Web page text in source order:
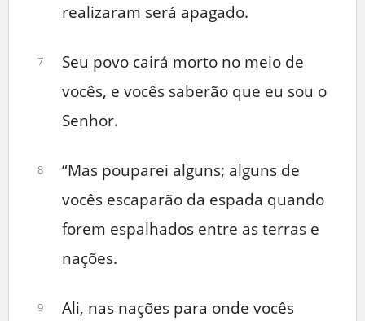
realizaram será apagado.
7
Seu povo cairá morto no meio de
vocês, e vocês saberão que eu sou o
Senhor.
8
“Mas pouparei alguns; alguns de
vocês escaparão da espada quando
forem espalhados entre as terras e
nações.
9 Ali, nas nações para onde vocês